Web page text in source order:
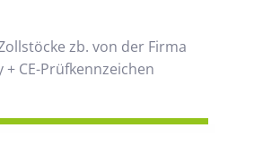
zb. von der Firma
CE-Prüfkennzeichen